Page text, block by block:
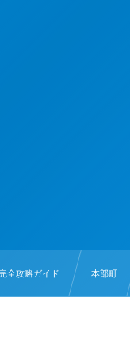
全攻略ガイド 本部町